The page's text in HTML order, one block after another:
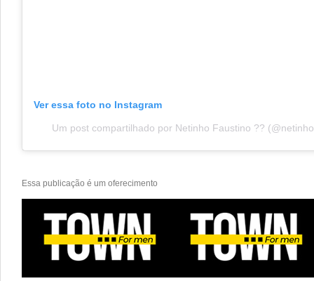
Ver essa foto no Instagram
Um post compartilhado por Netinho Faustino ??
Essa publicação é um oferecimento